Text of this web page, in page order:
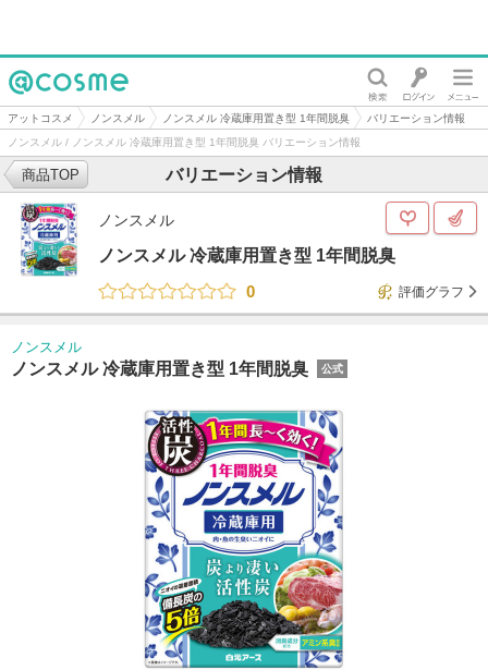
@cosme
アットコスメ ノンスメル ノンスメル 冷蔵庫用置き型 1年間脱臭
バリエーション情報
ノンスメル / ノンスメル 冷蔵庫用置き型 1年間脱臭 バリエーション情報
バリエーション情報
商品TOP
ノンスメル
ノンスメル 冷蔵庫用置き型 1年間脱臭
0
評価グラフ
ノンスメル
ノンスメル 冷蔵庫用置き型 1年間脱臭 公式